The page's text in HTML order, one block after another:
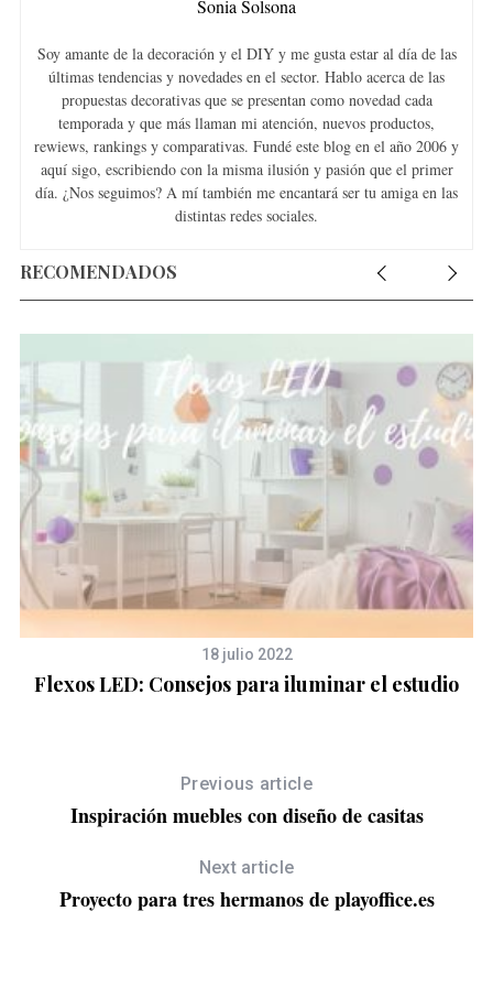
Sonia Solsona
Soy amante de la decoración y el DIY y me gusta estar al día de las
últimas tendencias y novedades en el sector. Hablo acerca de las
propuestas decorativas que se presentan como novedad cada
temporada y que más llaman mi atención, nuevos productos,
rewiews, rankings y comparativas. Fundé este blog en el año 2006 y
aquí sigo, escribiendo con la misma ilusión y pasión que el primer
día. ¿Nos seguimos? A mí también me encantará ser tu amiga en las
distintas redes sociales.
RECOMENDADOS
18 julio 2022
Flexos LED: Consejos para iluminar el estudio
Previous article
Inspiración muebles con diseño de casitas
Next article
Proyecto para tres hermanos de playoffice.es